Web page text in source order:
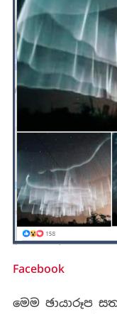
Facebook
මෙම ඡායාරූප